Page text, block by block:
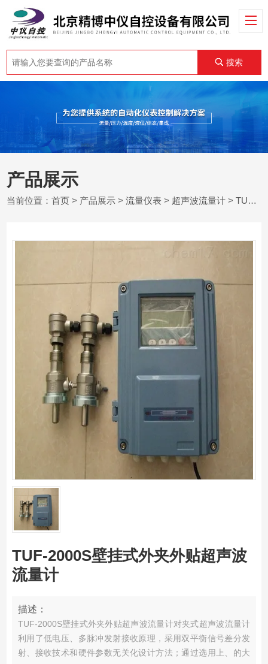
搜索
产品展示
当前位置：首页 > 产品展示 >流量仪表 > 超声波流量计 > TUF-2000S壁挂式外夹外贴超声波流量计
TUF-2000S壁挂式外夹外贴超声波
流量计
描述：
TUF-2000S壁挂式外夹外贴超声波流量计对夹式超声波流量计
利用了低电压、多脉冲发射接收原理，采用双平衡信号差分发
射、接收技术和硬件参数无关化设计方法；通过选用上、的大